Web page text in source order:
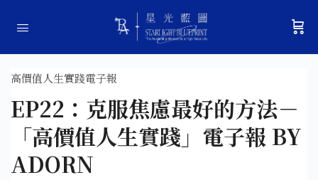
高價值人生實踐電子報
EP22：克服焦慮最好的方法－
「高價值人生實踐」電子報 BY
ADORN